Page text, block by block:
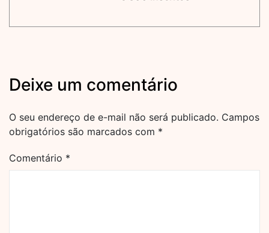
Deixe um comentário
O seu endereço de e-mail não será publicado. Campos
obrigatórios são marcados com *
Comentário *